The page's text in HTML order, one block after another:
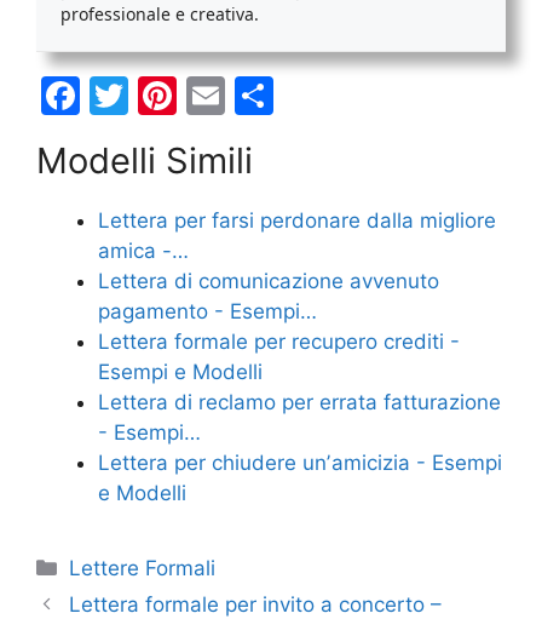
professionale e creativa.
F
c
e
b
o
o
k
T
itt
er
Pi
er
e
st
E
ai
l
di
di
Modelli Simili
Lettera per farsi perdonare dalla migliore
amica -…
Lettera di comunicazione avvenuto
pagamento - Esempi…
Lettera formale per recupero crediti -
Esempi e Modelli
Lettera di reclamo per errata fatturazione
- Esempi…
Lettera per chiudere unʼamicizia - Esempi
e Modelli
Categorie
Lettere Formali
Lettera formale per invito a concerto –